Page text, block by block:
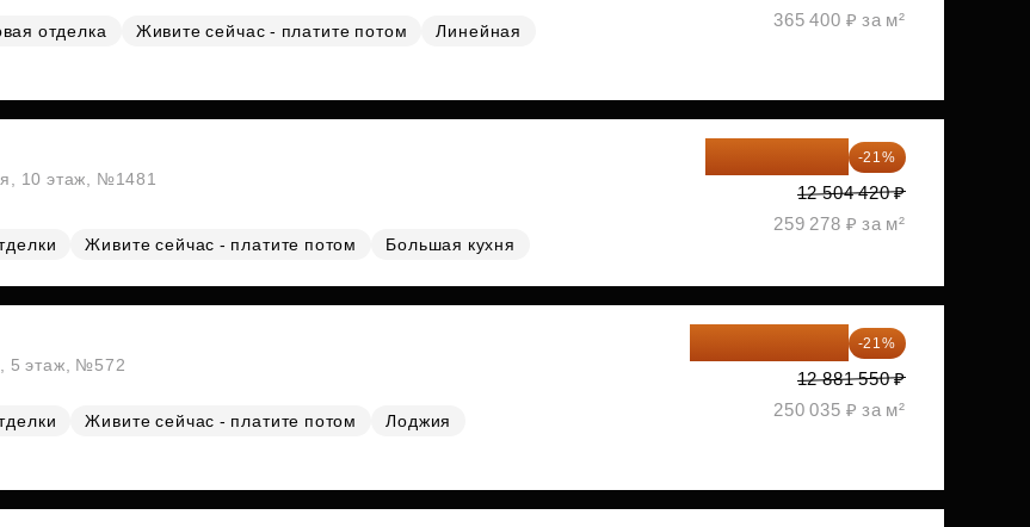
отделка Живите сейчас - платите потом
Линейная
365 400 ₽ за м²
10 этаж, №1481
Живите сейчас - платите потом Большая кухня
-21%
12 504 420 ₽
259 278 ₽ за м²
5 этаж, №572
Живите сейчас - платите потом
Лоджия
-21%
12 881 550 ₽
250 035 ₽ за м²